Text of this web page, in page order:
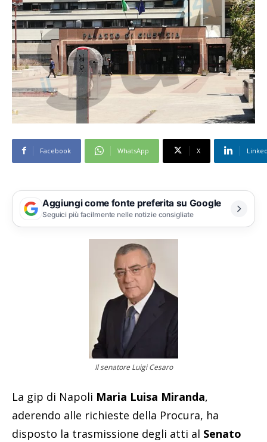
Facebook WhatsApp X
Aggiungi come fonte preferita su Google
Seguici più facilmente nelle notizie consigliate
Il senatore Luigi Cesaro
La gip di Napoli Maria Luisa Miranda,
aderendo alle richieste della Procura, ha
disposto la trasmissione degli atti al Senato